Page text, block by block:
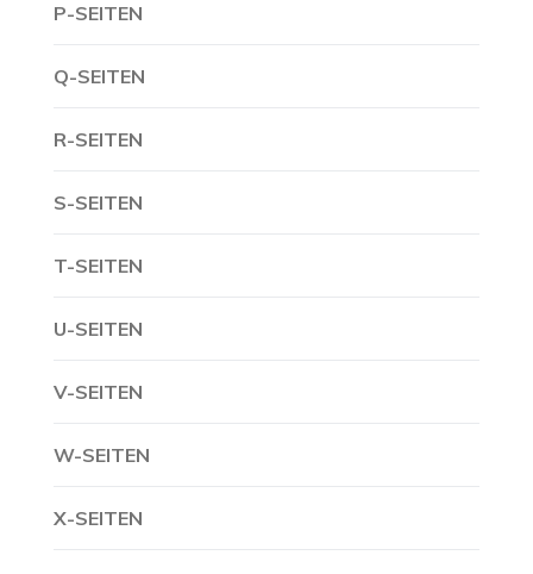
P-SEITEN
Q-SEITEN
R-SEITEN
S-SEITEN
T-SEITEN
U-SEITEN
V-SEITEN
W-SEITEN
X-SEITEN